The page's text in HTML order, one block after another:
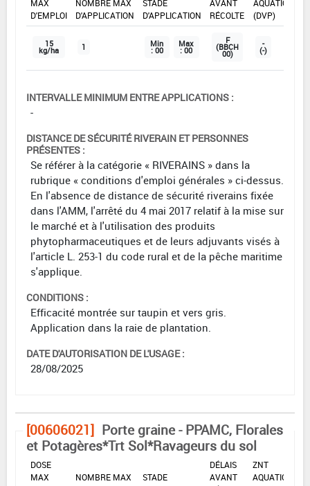
MAX
D'EMPLOI
NOMBRE MAX
D'APPLICATION
STADE
D'APPLICATION
AVANT
RÉCOLTE
AQUATIQUE
(DVP)
15
kg/ha 1 Min
: 00
Max
: 00
F
(BBCH
00)
-
(-)
INTERVALLE MINIMUM ENTRE APPLICATIONS :
-
DISTANCE DE SÉCURITÉ RIVERAIN ET PERSONNES
PRÉSENTES :
Se référer à la catégorie « RIVERAINS » dans la
rubrique « conditions d'emploi générales » ci-dessus.
En l'absence de distance de sécurité riverains fixée
dans l'AMM, l'arrêté du 4 mai 2017 relatif à la mise sur
le marché et à l'utilisation des produits
phytopharmaceutiques et de leurs adjuvants visés à
l'article L. 253-1 du code rural et de la pêche maritime
s'applique.
CONDITIONS :
Efficacité montrée sur taupin et vers gris.
Application dans la raie de plantation.
DATE D'AUTORISATION DE L'USAGE :
28/08/2025
[00606021] Porte graine - PPAMC, Florales
et Potagères*Trt Sol*Ravageurs du sol
DOSE
MAX
NOMBRE MAX
STADE
DÉLAIS
AVANT
ZNT
AQUATIQUE